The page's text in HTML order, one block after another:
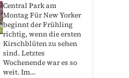
Central Park am
Montag Für New Yorker
beginnt der Frühling
richtig, wenn die ersten
Kirschblüten zu sehen
sind. Letztes
Wochenende war es so
weit. Im…